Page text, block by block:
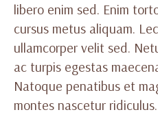
libero enim sed. Enim
cursus metus aliquam.
ullamcorper velit sed.
ac turpis egestas
Natoque penatibus et
montes nascetur ridiculus.